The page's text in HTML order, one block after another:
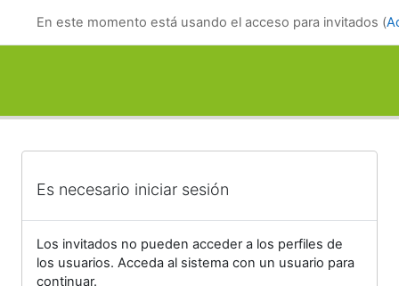
En este momento está usando el acceso para invitados (
Es necesario iniciar sesión
Los invitados no pueden acceder a los perfiles de
los usuarios. Acceda al sistema con un usuario para
continuar.